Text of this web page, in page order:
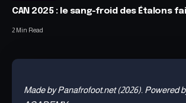
CAN 2025 : le sang-froid des Étalons
2 Min Read
Made by Panafrofoot.net (2026). Powered